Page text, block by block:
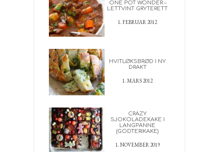
ONE POT WONDER –
LETTVINT GRYTERETT
1. FEBRUAR 2012
HVITLØKSBRØD I NY
DRAKT
1. MARS 2012
CRAZY
SJOKOLADEKAKE I
LANGPANNE
(GODTERIKAKE)
1. NOVEMBER 2019